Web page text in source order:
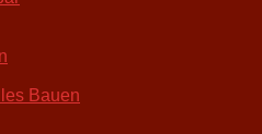
Bauen